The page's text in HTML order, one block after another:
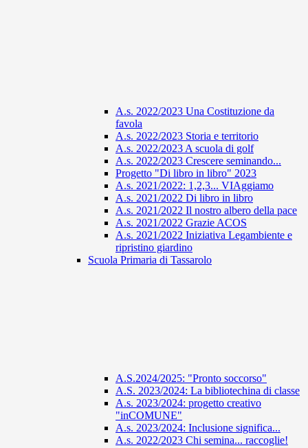
A.s. 2022/2023 Una Costituzione da
favola
A.s. 2022/2023 Storia e territorio
A.s. 2022/2023 A scuola di golf
A.s. 2022/2023 Crescere seminando...
Progetto "Di libro in libro" 2023
A.s. 2021/2022: 1,2,3... VIAggiamo
A.s. 2021/2022 Di libro in libro
A.s. 2021/2022 Il nostro albero della pace
A.s. 2021/2022 Grazie ACOS
A.s. 2021/2022 Iniziativa Legambiente e
ripristino giardino
Scuola Primaria di Tassarolo
A.S.2024/2025: "Pronto soccorso"
A.S. 2023/2024: La bibliotechina di classe
A.s. 2023/2024: progetto creativo
"inCOMUNE"
A.s. 2023/2024: Inclusione significa...
A.s. 2022/2023 Chi semina... raccoglie!